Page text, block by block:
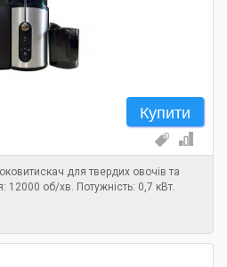
Купити
для твердих овочів та
12000 об/хв. Потужність: 0,7 кВт.